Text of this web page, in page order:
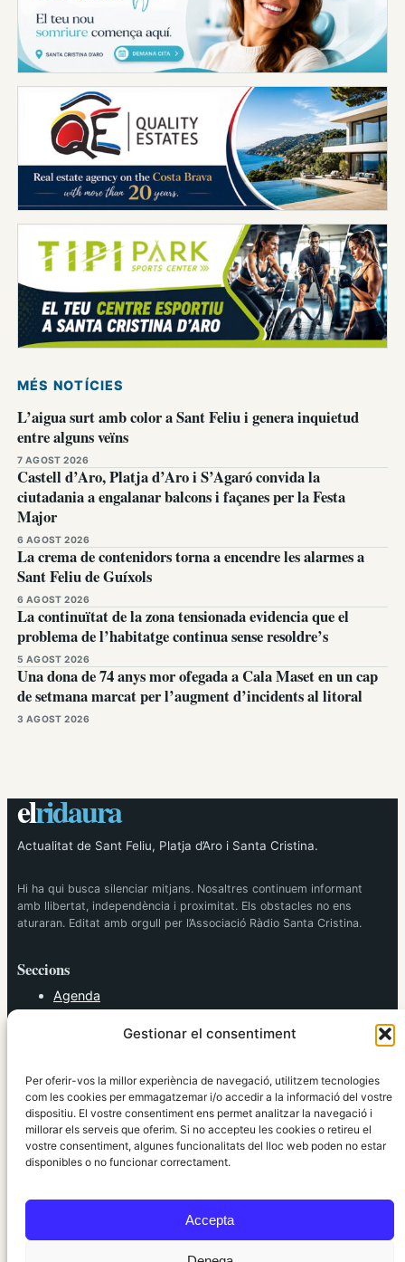
Gestionar el consentiment
Per oferir-vos la millor experiència de navegació, utilitzem tecnologies
com les cookies per emmagatzemar i/o accedir a la informació del vostre
dispositiu. El vostre consentiment ens permet analitzar la navegació i
millorar els serveis que oferim. Si no accepteu les cookies o retireu el
vostre consentiment, algunes funcionalitats del lloc web poden no estar
disponibles o no funcionar correctament.
Accepta
MÉS NOTÍCIES
L’aigua surt amb color a Sant Feliu i genera inquietud
entre alguns veïns
7 AGOST 2026
Castell d’Aro, Platja d’Aro i S’Agaró convida la
ciutadania a engalanar balcons i façanes per la Festa
Major
6 AGOST 2026
La crema de contenidors torna a encendre les alarmes a
Sant Feliu de Guíxols
6 AGOST 2026
La continuïtat de la zona tensionada evidencia que el
problema de l’habitatge continua sense resoldre’s
5 AGOST 2026
Una dona de 74 anys mor ofegada a Cala Maset en un cap
de setmana marcat per l’augment d’incidents al litoral
3 AGOST 2026
elridaura
Actualitat de Sant Feliu, Platja d’Aro i Santa Cristina.
Hi ha qui busca silenciar mitjans. Nosaltres continuem informant
amb llibertat, independència i proximitat. Els obstacles no ens
aturaran. Editat amb orgull per l’Associació Ràdio Santa Cristina.
Seccions
Agenda
Política
Societat
Tendències
elRidaura.com